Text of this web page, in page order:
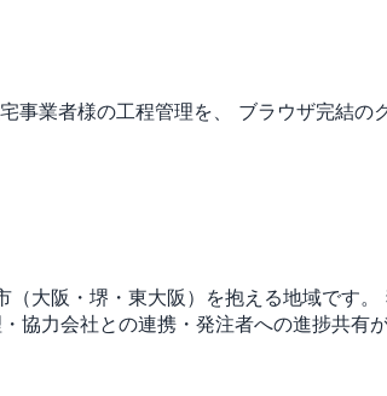
業者様の工程管理を、 ブラウザ完結の
大阪・堺・東大阪）を抱える地域です。
力会社との連携・発注者への進捗共有